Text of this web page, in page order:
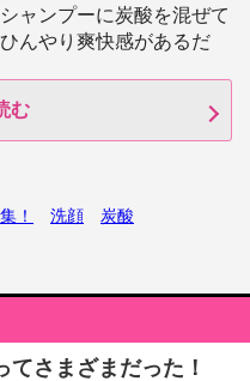
ャンプーに炭酸を混ぜて
んやり爽快感があるだ
む
！ 洗顔
炭酸
さまざまだった！